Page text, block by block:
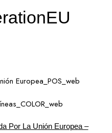
Por La Unión Europea –